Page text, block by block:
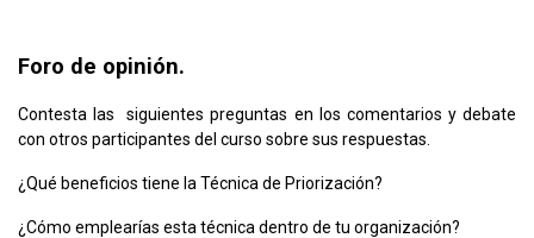
Foro de opinión.
Contesta las siguientes preguntas en los comentarios y debate
con otros participantes del curso sobre sus respuestas.
¿Qué beneficios tiene la Técnica de Priorización?
¿Cómo emplearías esta técnica dentro de tu organización?